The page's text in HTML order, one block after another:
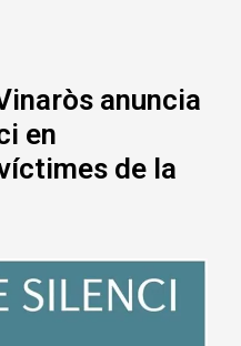
anuncia
en
de la